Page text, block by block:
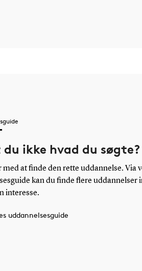
du ikke hvad du søgte?
at finde den rette uddannelse. Via
kan du finde flere uddannelser
interesse.
uddannelsesguide